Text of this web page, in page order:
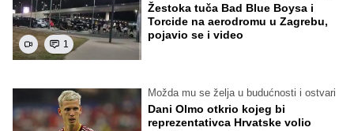
1
Žestoka tuča Bad Blue Boysa i
Torcide na aerodromu u Zagrebu,
pojavio se i video
Možda mu se želja u budućnosti i ostvari
Dani Olmo otkrio kojeg bi
reprezentativca Hrvatske volio